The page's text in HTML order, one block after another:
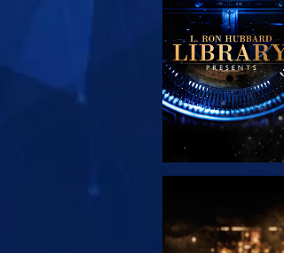
DÉCOUVRIR LES
SÉRIES
DÉCOUVRIR LES
SÉRIES